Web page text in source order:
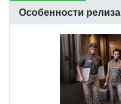
Особенности релиза